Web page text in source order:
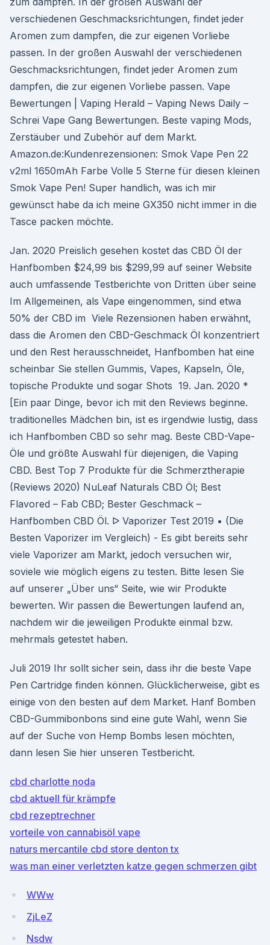
verschiedenen Geschmacksrichtungen, findet jeder
Aromen zum dampfen, die zur eigenen Vorliebe
passen. In der großen Auswahl der verschiedenen
Geschmacksrichtungen, findet jeder Aromen zum
dampfen, die zur eigenen Vorliebe passen. Vape
Bewertungen | Vaping Herald – Vaping News Daily –
Schrei Vape Gang Bewertungen. Beste vaping Mods,
Zerstäuber und Zubehör auf dem Markt.
Amazon.de:Kundenrezensionen: Smok Vape Pen 22
v2ml 1650mAh Farbe Volle 5 Sterne für diesen kleinen
Smok Vape Pen! Super handlich, was ich mir
gewünsct habe da ich meine GX350 nicht immer in die
Tasce packen möchte.
Jan. 2020 Preislich gesehen kostet das CBD Öl der
Hanfbomben $24,99 bis $299,99 auf seiner Website
auch umfassende Testberichte von Dritten über seine
Im Allgemeinen, als Vape eingenommen, sind etwa
50% der CBD im Viele Rezensionen haben erwähnt,
dass die Aromen den CBD-Geschmack Öl konzentriert
und den Rest herausschneidet, Hanfbomben hat eine
scheinbar Sie stellen Gummis, Vapes, Kapseln, Öle,
topische Produkte und sogar Shots 19. Jan. 2020 *
[Ein paar Dinge, bevor ich mit den Reviews beginne.
traditionelles Mädchen bin, ist es irgendwie lustig, dass
ich Hanfbomben CBD so sehr mag. Beste CBD-Vape-
Öle und größte Auswahl für diejenigen, die Vaping
CBD. Best Top 7 Produkte für die Schmerztherapie
(Reviews 2020) NuLeaf Naturals CBD Öl; Best
Flavored – Fab CBD; Bester Geschmack –
Hanfbomben CBD Öl. ᐅ Vaporizer Test 2019 • (Die
Besten Vaporizer im Vergleich) - Es gibt bereits sehr
viele Vaporizer am Markt, jedoch versuchen wir,
soviele wie möglich eigens zu testen. Bitte lesen Sie
auf unserer „Über uns“ Seite, wie wir Produkte
bewerten. Wir passen die Bewertungen laufend an,
nachdem wir die jeweiligen Produkte einmal bzw.
mehrmals getestet haben.
Juli 2019 Ihr sollt sicher sein, dass ihr die beste Vape
Pen Cartridge finden können. Glücklicherweise, gibt es
einige von den besten auf dem Market. Hanf Bomben
CBD-Gummibonbons sind eine gute Wahl, wenn Sie
auf der Suche von Hemp Bombs lesen möchten,
dann lesen Sie hier unseren Testbericht.
cbd charlotte noda
cbd aktuell für krämpfe
cbd rezeptrechner
vorteile von cannabisöl vape
naturs mercantile cbd store denton tx
was man einer verletzten katze gegen schmerzen gibt
WWw
ZjLeZ
Nsdw